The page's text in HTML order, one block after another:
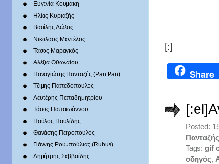
Ευγενία Κουμάκη
Ηλίας Κυριαζής
Βασίλης Λώλος
Νικόλαος Μαντέλος
Τάσος Μαραγκός
Αλέξια Οθωναίου
Παναγιώτης Πανταζής (Pan Pan)
Τζίμης Παπαδόπουλος
Λευτέρης Παπαδημητρίου
Τάσος Παπαϊωάννου
Παύλος Παυλίδης
Θανάσης Πετρόπουλος
Γιάννης Ρουμπούλιας (Rubus)
Δημήτρης Σαββαΐδης
[:]
Share
Posted:
Tags: gif
οδηγός,